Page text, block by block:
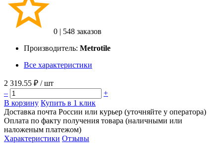
0 | 548 заказов
Производитель: Metrotile
Все характеристики
2 319.55 ₽ / шт
–
+
В корзину Купить в 1 клик
Доставка почта России или курьер (уточняйте у оператора)
Оплата по факту получения товара (наличными или
наложеным платежом)
Характеристики Отзывы